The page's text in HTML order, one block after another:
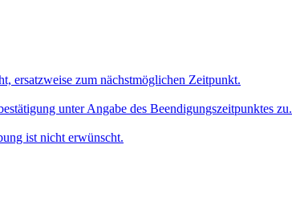
ersatzweise zum nächstmöglichen Zeitpunkt.
unter Angabe des Beendigungszeitpunktes zu.
ist nicht erwünscht.